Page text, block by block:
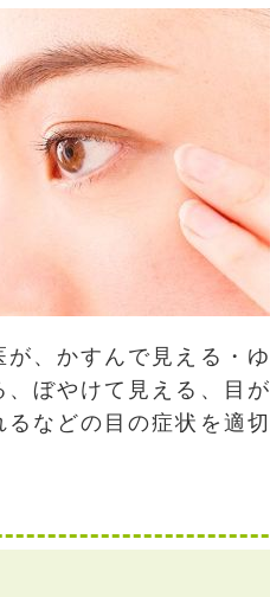
、かすんで見える・ゆ
ぼやけて見える、目が
などの目の症状を適切